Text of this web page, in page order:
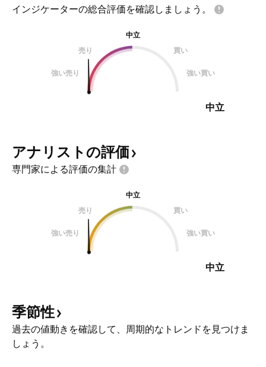
インジケーターの総合評価を確認しましょう。
中立
売り
買い
強い売り 強い買い
中立
アナリストの評価
専門家による評価の集計
中立
売り
買い
強い売り 強い買い
中立
季節性
過去の値動きを確認して、周期的なトレンドを見つけま
しょう。